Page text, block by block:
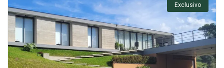
Exclusivo